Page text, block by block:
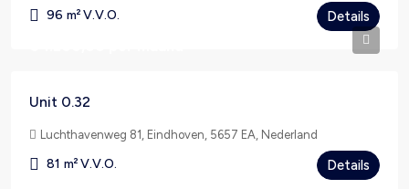
96 m² V.V.O. Details
Unit 0.32
Luchthavenweg 81, Eindhoven, 5657 EA, Nederland
81 m² V.V.O. Details